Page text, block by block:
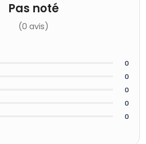
Pas noté
(0 avis)
0
0
0
0
0